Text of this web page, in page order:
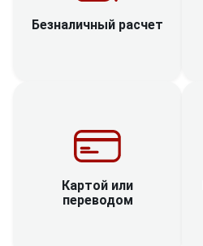
Безналичный расчет
Картой или
переводом